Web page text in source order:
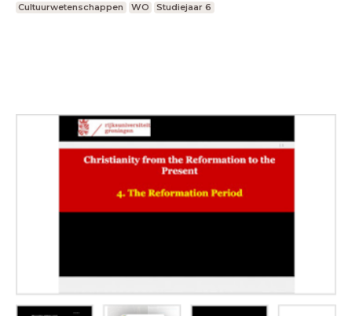
Cultuurwetenschappen WO Studiejaar 6